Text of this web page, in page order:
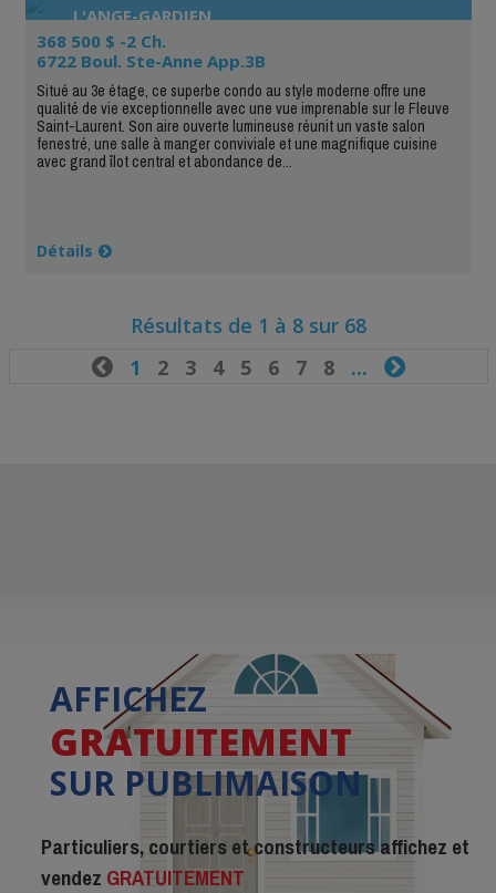
L'ANGE-GARDIEN
368 500 $ -2 Ch.
6722 Boul. Ste-Anne App.3B
Situé au 3e étage, ce superbe condo au style moderne offre une
qualité de vie exceptionnelle avec une vue imprenable sur le Fleuve
Saint-Laurent. Son aire ouverte lumineuse réunit un vaste salon
fenestré, une salle à manger conviviale et une magnifique cuisine
avec grand îlot central et abondance de...
Détails
Résultats de 1 à 8 sur 68
1 2 3 4 5 6 7 8... 
AFFICHEZ
GRATUITEMENT
SUR PUBLIMAISON
Particuliers, courtiers et constructeurs affichez et
vendez GRATUITEMENT